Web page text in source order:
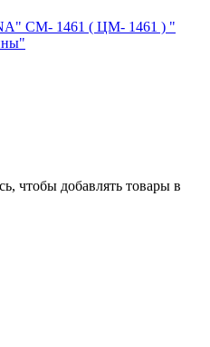
CM- 1461 ( ЦМ- 1461 ) "
чтобы добавлять товары в